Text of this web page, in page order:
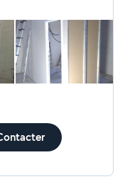
ET SOL _